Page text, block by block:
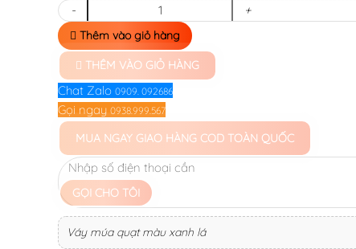
- +
Thêm vào giỏ hàng
THÊM VÀO GIỎ HÀNG
Chat Zalo 0909. 092686
Gọi ngay 0938.999.567
MUA NGAY GIAO HÀNG COD TOÀN QUỐC
GỌI CHO TÔI
Váy múa quạt màu xanh lá